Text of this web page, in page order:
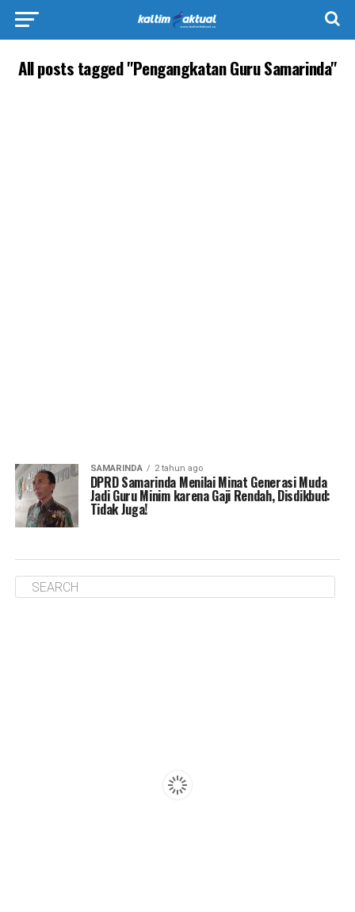
All posts tagged "Pengangkatan Guru Samarinda"
SAMARINDA 2 tahun ago
DPRD Samarinda Menilai Minat Generasi Muda
Jadi Guru Minim karena Gaji Rendah, Disdikbud:
Tidak Juga!